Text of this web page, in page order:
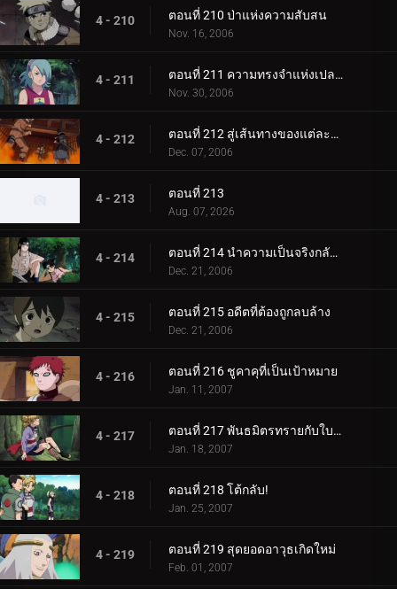
4 - 210 ตอนที่ 210 ป่าแห่งความสับสน
Nov. 16, 2006
4 - 211 ตอนที่ 211 ความทรงจำแห่งเปลวไฟ
Nov. 30, 2006
4 - 212 ตอนที่ 212 สู่เส้นทางของแต่ละคน
Dec. 07, 2006
4 - 213 ตอนที่ 213
Aug. 07, 2026
4 - 214 ตอนที่ 214 นำความเป็นจริงกลับคืนมา
Dec. 21, 2006
4 - 215 ตอนที่ 215 อดีตที่ต้องถูกลบล้าง
Dec. 21, 2006
4 - 216 ตอนที่ 216 ชูคาคุที่เป็นเป้าหมาย
Jan. 11, 2007
4 - 217 ตอนที่ 217 พันธมิตรทรายกับใบไม้ชิโนบิ
Jan. 18, 2007
4 - 218 ตอนที่ 218 โต้กลับ!
Jan. 25, 2007
4 - 219 ตอนที่ 219 สุดยอดอาวุธเกิดใหม่
Feb. 01, 2007